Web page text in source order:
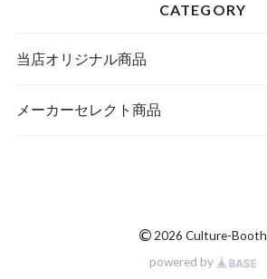
CATEGORY
当店オリジナル商品
レザー（革）
メーカーセレクト商品
© 2026 Culture-Booth
powered by